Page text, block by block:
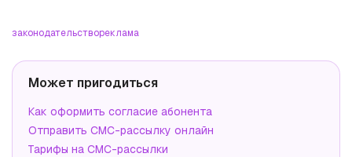
законодательствореклама
Может пригодиться
Как оформить согласие абонента
Отправить СМС-рассылку онлайн
Тарифы на СМС-рассылки